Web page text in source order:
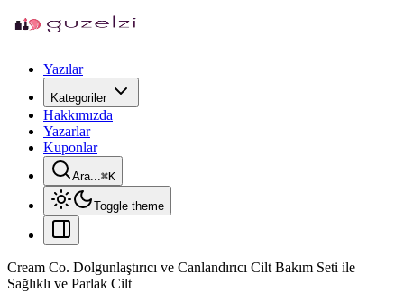
Yazılar
Kategoriler
Hakkımızda
Yazarlar
Kuponlar
Ara...⌘K
Toggle theme
Cream Co. Dolgunlaştırıcı ve Canlandırıcı Cilt Bakım Seti ile
Sağlıklı ve Parlak Cilt